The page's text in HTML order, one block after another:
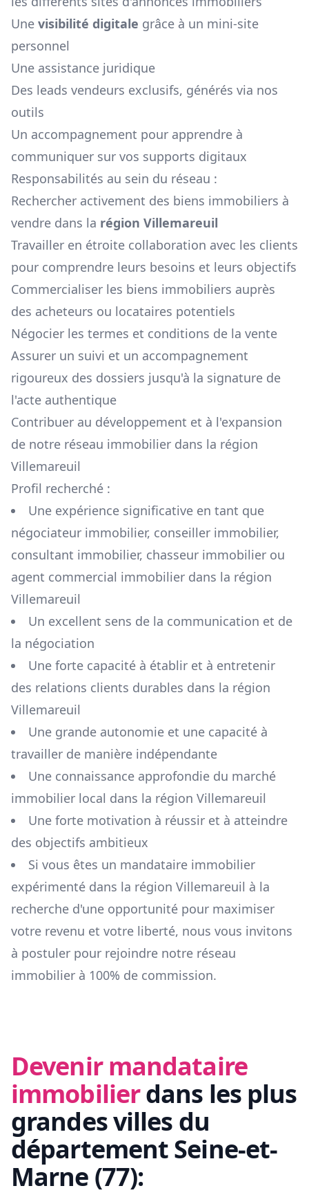
Une visibilité digitale grâce à un mini-site
personnel
Une assistance juridique
Des leads vendeurs exclusifs, générés via nos
outils
Un accompagnement pour apprendre à
communiquer sur vos supports digitaux
Responsabilités au sein du réseau :
Rechercher activement des biens immobiliers à
vendre dans la région Villemareuil
Travailler en étroite collaboration avec les clients
pour comprendre leurs besoins et leurs objectifs
Commercialiser les biens immobiliers auprès
des acheteurs ou locataires potentiels
Négocier les termes et conditions de la vente
Assurer un suivi et un accompagnement
rigoureux des dossiers jusqu'à la signature de
l'acte authentique
Contribuer au développement et à l'expansion
de notre réseau immobilier dans la région
Villemareuil
Profil recherché :
Une expérience significative en tant que
négociateur immobilier, conseiller immobilier,
consultant immobilier, chasseur immobilier ou
agent commercial immobilier dans la région
Villemareuil
Un excellent sens de la communication et de
la négociation
Une forte capacité à établir et à entretenir
des relations clients durables dans la région
Villemareuil
Une grande autonomie et une capacité à
travailler de manière indépendante
Une connaissance approfondie du marché
immobilier local dans la région Villemareuil
Une forte motivation à réussir et à atteindre
des objectifs ambitieux
Si vous êtes un mandataire immobilier
expérimenté dans la région Villemareuil à la
recherche d'une opportunité pour maximiser
votre revenu et votre liberté, nous vous invitons
à postuler pour rejoindre notre réseau
immobilier à 100% de commission.
Devenir mandataire
immobilierdans les plus
grandes villes du
départementSeine-et-
Marne (77):